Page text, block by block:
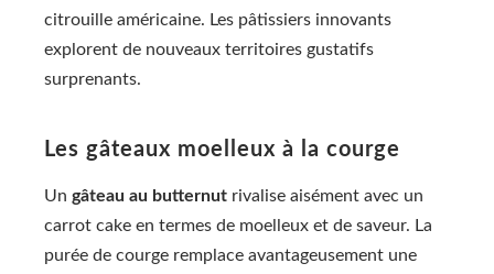
citrouille américaine. Les pâtissiers innovants
explorent de nouveaux territoires gustatifs
surprenants.
Les gâteaux moelleux à la courge
Un gâteau au butternut rivalise aisément avec un
carrot cake en termes de moelleux et de saveur. La
purée de courge remplace avantageusement une